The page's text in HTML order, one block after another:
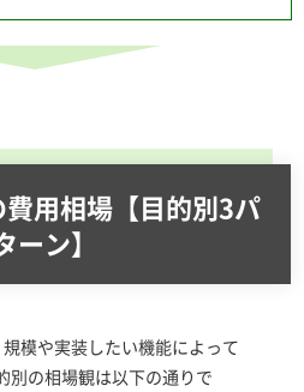
用相場【目的別3パ
ーン】
模や実装したい機能によって
別の相場観は以下の通りで